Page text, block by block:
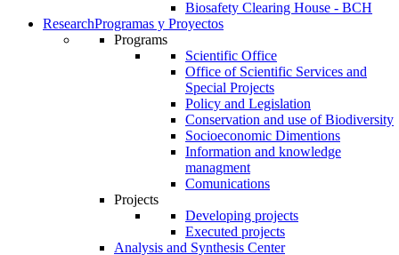
Biosafety Clearing House - BCH
ResearchProgramas y Proyectos
Programs
Scientific Office
Office of Scientific Services and
Special Projects
Policy and Legislation
Conservation and use of Biodiversity
Socioeconomic Dimentions
Information and knowledge
managment
Comunications
Projects
Developing projects
Executed projects
Analysis and Synthesis Center